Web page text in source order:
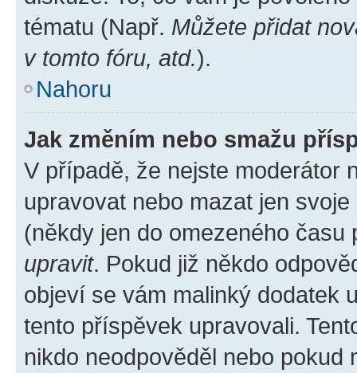
tématu (Např. Můžete přidat
v tomto fóru, atd.).
Nahoru
Jak změním nebo smažu
V případě, že nejste moderátor
upravovat nebo mazat jen
(někdy jen do omezeného
upravit. Pokud již někdo
objeví se vám malinký dodatek
tento příspěvek upravovali.
nikdo neodpověděl nebo pokud